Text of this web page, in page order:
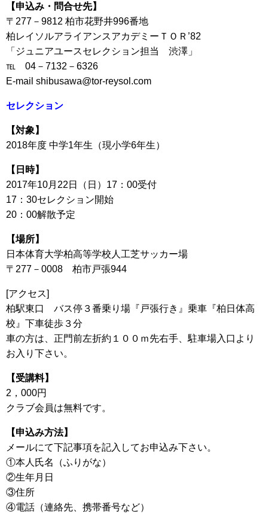
【申込み・問合せ先】
〒277－9812 柏市花野井996番地
柏レイソルアライアンスアカデミーＴＯＲ’82
「ジュニアユースセレクション担当 渋澤」
℡ 04－7132－6326
E-mail shibusawa@tor-reysol.com
セレクション
【対象】
2018年度 中学1年生（現小学6年生）
【日時】
2017年10月22日（日）17：00受付
17：30セレクション開始
20：00解散予定
【場所】
日本体育大学柏高等学校人工芝サッカー場
〒277－0008 柏市戸張944
[アクセス]
柏駅東口 バス停３番乗り場『戸張行き』乗車『柏日体高
校』下車徒歩３分
車の方は、正門前左折約１００ｍ先右手、駐車場入口より
お入り下さい。
【受講料】
2，000円
クラブ会員は無料です。
【申込み方法】
メールにて下記事項を記入してお申込み下さい。
①本人氏名（ふりがな）
②生年月日
③住所
④電話（連絡先、携帯番号など）